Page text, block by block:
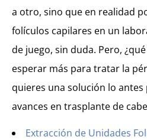
a otro, sino que en realidad
folículos capilares en un
de juego, sin duda. Pero,
esperar más para tratar la
quieres una solución lo antes
avances en trasplante de
Extracción de Unidades